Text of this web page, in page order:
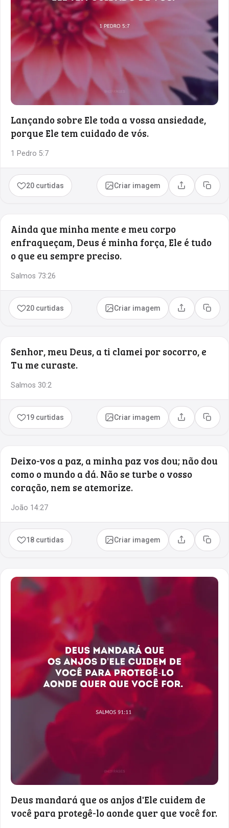
Lançando sobre Ele toda a vossa ansiedade,
porque Ele tem cuidado de vós.
1 Pedro 5:7
20 curtidas Criar imagem Compartilhar
Copiar
Ainda que minha mente e meu corpo
enfraqueçam, Deus é minha força, Ele é tudo
o que eu sempre preciso.
Salmos 73:26
20 curtidas Criar imagem Compartilhar
Copiar
Senhor, meu Deus, a ti clamei por socorro, e
Tu me curaste.
Salmos 30:2
19 curtidas Criar imagem Compartilhar
Copiar
Deixo-vos a paz, a minha paz vos dou; não dou
como o mundo a dá. Não se turbe o vosso
coração, nem se atemorize.
João 14:27
18 curtidas Criar imagem Compartilhar
Copiar
Deus mandará que os anjos d'Ele cuidem de
você para protegê-lo aonde quer que você for.